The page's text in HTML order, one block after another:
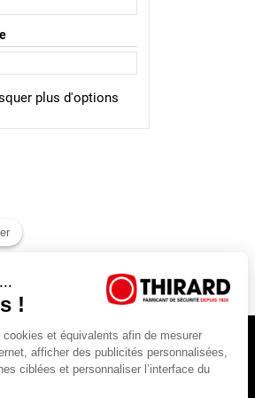
plus d'options
!
et équivalents afin de mesurer
afficher des publicités personnalisées,
ciblées et personnaliser l’interface du